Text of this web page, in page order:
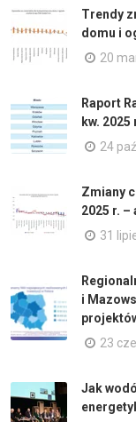
Trendy
domu i
20
Raport
kw. 2025
24
Zmiany
2025 r. –
31
i
23
Jak